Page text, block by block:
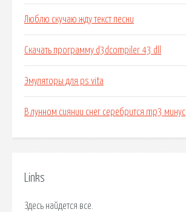
Люблю скучаю жду текст песни
Скачать программу d3dcompiler 43 dll
Эмуляторы для ps vita
В лунном сиянии снег серебрится mp3 минус
Links
Здесь найдется все.